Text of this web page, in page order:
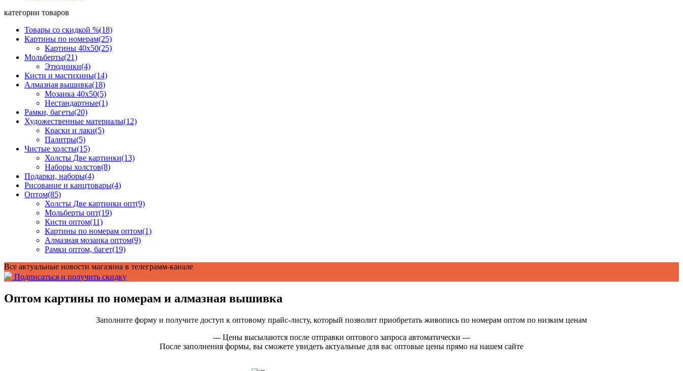
категории товаров
Товары со скидкой %(18)
Картины по номерам(25)
Картины 40x50(25)
Мольберты(21)
Этюдники(4)
Кисти и мастихины(14)
Алмазная вышивка(18)
Мозаика 40x50(5)
Нестандартные(1)
Рамки, багеты(20)
Художественные материалы(12)
Краски и лаки(5)
Палитры(5)
Чистые холсты(15)
Холсты Две картинки(13)
Наборы холстов(8)
Подарки, наборы(4)
Рисование и канцтовары(4)
Оптом(85)
Холсты Две картинки опт(9)
Мольберты опт(19)
Кисти оптом(11)
Картины по номерам оптом(1)
Алмазная мозаика оптом(9)
Рамки оптом, багет(19)
Все актуальные новости магазина в телеграмм-канале
Подписаться и получить скидку
Оптом картины по номерам и алмазная вышивка
Заполните форму и получите доступ к оптовому прайс-листу, который позволит приобретать живопись по номерам оптом по низким ценам
--- Цены высылаются после отправки оптового запроса автоматически ---
После заполнения формы, вы сможете увидеть актуальные для вас оптовые цены прямо на нашем сайте